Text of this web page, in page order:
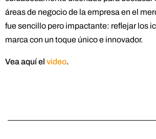
áreas de negocio de la empresa en el
fue sencillo pero impactante: reflejar los
marca con un toque único e innovador.
Vea aquí el video.